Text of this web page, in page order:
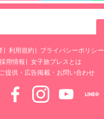
利用規約
プライバシーポリシー
採用情報
女子旅プレスとは
提供・広告掲載・お問い合わせ